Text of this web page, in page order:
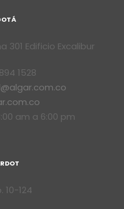
301 Edificio Excalibur
1528
am a 6:00 pm
10-124